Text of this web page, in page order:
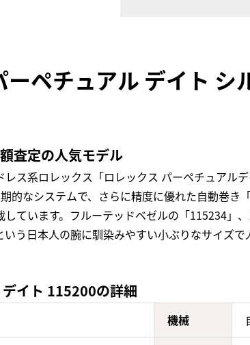
ーペチュアル デイト
査定の人気モデル
ス系ロレックス「ロレックス パーペチュアル
的なシステムで、さらに精度に優れた自動巻き
ています。フルーテッドベゼルの「115234」
う日本人の腕に馴染みやすい小ぶりなサイズで
イト 115200の詳細
機械